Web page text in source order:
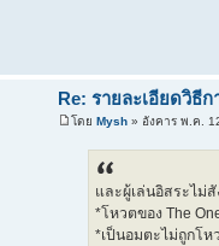
Re: รายละเอียดวิธีก
โดย Mysh» อังคาร พ.ค.
และผู้เล่นอิสระไม่
*โหวตของ The
*เป็นอมตะไม่ถูกโ